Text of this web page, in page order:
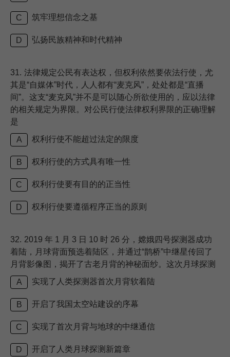
C 筑牢理想信念之基
D 弘扬民族精神和时代精神
31. 法律规定公民有表达权，但权利依然要依法行使，尤
其是“自媒体”时代，人人都有“麦克风”，处处都是“直播
间”。这支“麦克风”并不是可以随心所欲使用的，应以法律
的相关规定为界限。对公民行使法律权利界限的正确理解
是
A 权利行使不能超过法定的限度
B 权利行使的方式具有唯一性
C 权利行使要有目的的正当性
D 权利行使要遵循程序正当的原则
32. 2019 年 1 月 3 日 10 时 26 分，嫦娥四号探测器成功
着陆，月球背面预选着陆区，并通过“鹊桥”中继星传回了
月背影像图，揭开了古老月背的神秘面纱。这次月球探测
A 实现了人类探测器首次月背软着陆
B 开启了我国太空站建设的序幕
C 实现了首次月背与地球的中继通信
D 开启了人类月球探测新篇章